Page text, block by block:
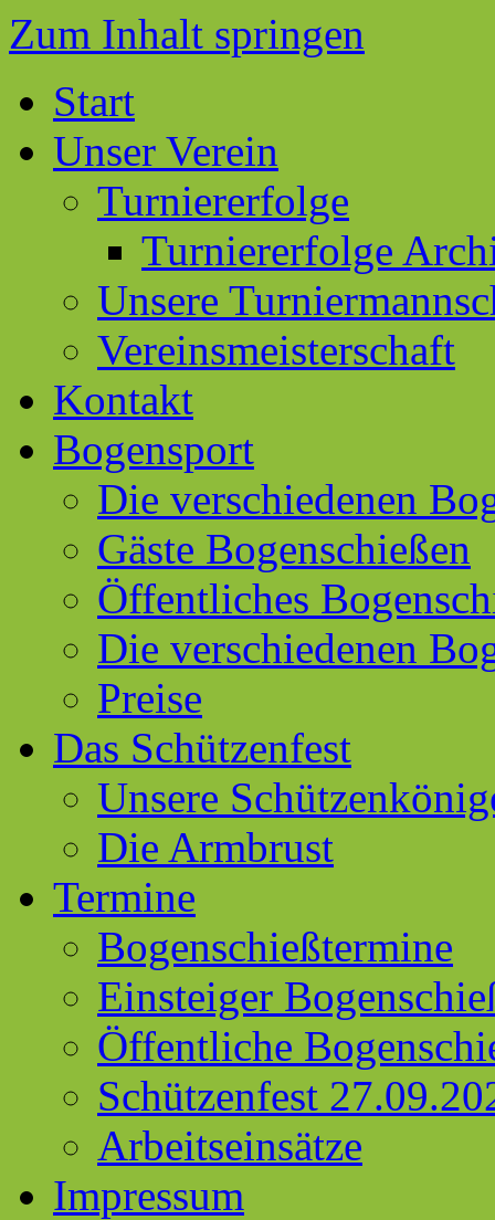
Zum Inhalt springen
Start
Unser Verein
Turniererfolge
Turniererfolge
Unsere
Vereinsmeisterschaft
Kontakt
Bogensport
Die verschiedenen
Gäste Bogenschießen
Öffentliches
Die verschiedenen
Preise
Das Schützenfest
Unsere
Die Armbrust
Termine
Bogenschießtermine
Einsteiger
Öffentliche
Schützenfest
Arbeitseinsätze
Impressum